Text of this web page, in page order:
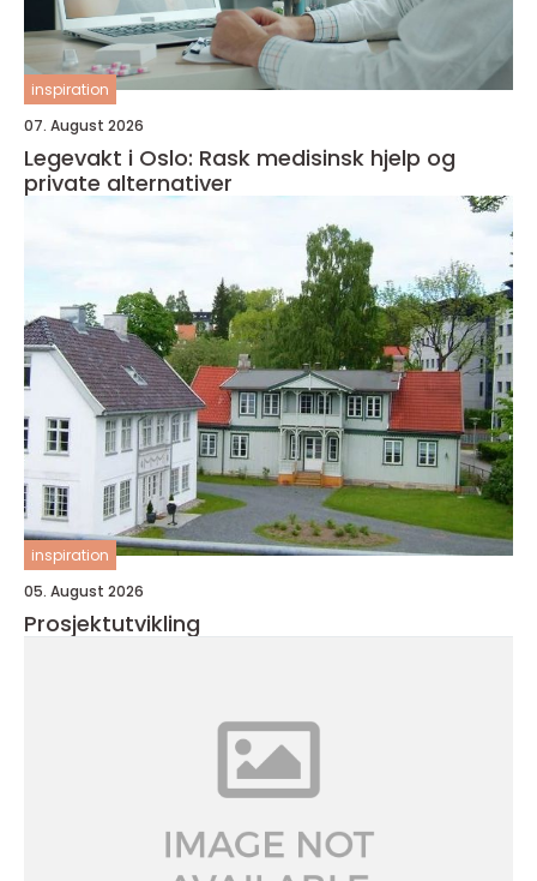
inspiration
07. August 2026
Legevakt i Oslo: Rask medisinsk hjelp og
private alternativer
inspiration
05. August 2026
Prosjektutvikling